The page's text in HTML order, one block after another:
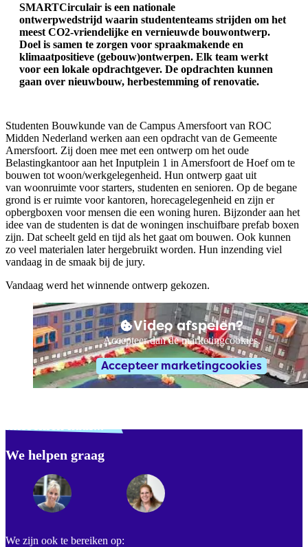
SMARTCirculair is een nationale
ontwerpwedstrijd waarin studententeams strijden om het
meest CO2-vriendelijke en vernieuwde bouwontwerp.
Doel is samen te zorgen voor spraakmakende en
klimaatpositieve (gebouw)ontwerpen. Elk team werkt
voor een lokale opdrachtgever. De opdrachten kunnen
gaan over nieuwbouw, herbestemming of renovatie.
Studenten Bouwkunde van de Campus Amersfoort van ROC
Midden Nederland werken aan een opdracht van de Gemeente
Amersfoort. Zij doen mee met een ontwerp om het oude
Belastingkantoor aan het Inputplein 1 in Amersfoort de Hoef om te
bouwen tot woon/werkgelegenheid. Hun ontwerp gaat uit
van woonruimte voor starters, studenten en senioren. Op de begane
grond is er ruimte voor kantoren, horecagelegenheid en zijn er
opbergboxen voor mensen die een woning huren. Bijzonder aan het
idee van de studenten is dat de woningen inschuifbare prefab boxen
zijn. Dat scheelt geld en tijd als het gaat om bouwen. Ook kunnen
zo veel materialen later hergebruikt worden. Hun inzending viel
vandaag in de smaak bij de jury.
Vandaag werd het winnende ontwerp gekozen.
Video afspelen?
Accepteer dan de marketingcookies.
Accepteer marketingcookies
We helpen graag
We zijn ook te bereiken op:
Footer